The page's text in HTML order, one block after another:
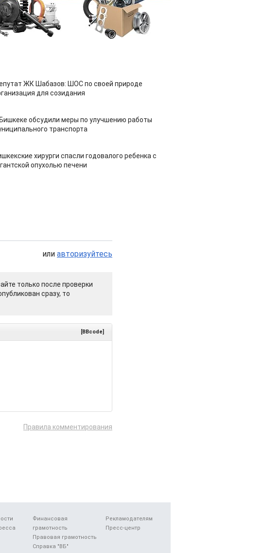
ЖК Шабазов: ШОС по своей природе
для созидания
обсудили меры по улучшению работы
транспорта
хирурги спасли годовалого ребенка с
опухолью печени
или авторизуйтесь
только после проверки
сразу, то
[BBcode]
Правила комментирования
Финансовая
грамотность
Правовая грамотность
Справка "ВБ"
Рекламодателям
Пресс-центр